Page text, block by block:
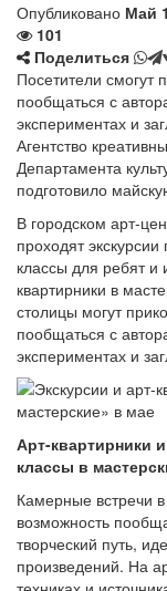
Опубликовано Май
101
Поделиться
Посетители смогут
пообщаться с
экспериментах и
Агентство
Департамента
подготовило
В городском арт-
проходят
классы для ребят и
квартирники в
столицы могут
пообщаться с
экспериментах и
Арт-квартирники
классы в
Камерные встречи
возможность
творческий путь,
произведений. На